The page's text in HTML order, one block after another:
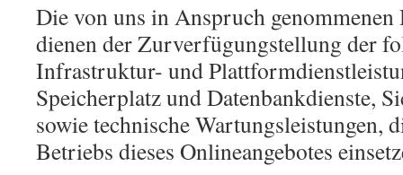
Die von uns in Anspruch
dienen der Zurverfügungstellung der
Infrastruktur- und
Speicherplatz und Datenbankdienste,
sowie technische Wartungsleistungen,
Betriebs dieses Onlineangebotes